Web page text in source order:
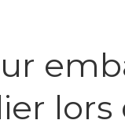
lors